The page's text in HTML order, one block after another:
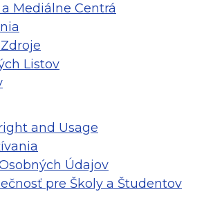
Mediálne Centrá
Listov
and Usage
Údajov
pre Školy a Študentov